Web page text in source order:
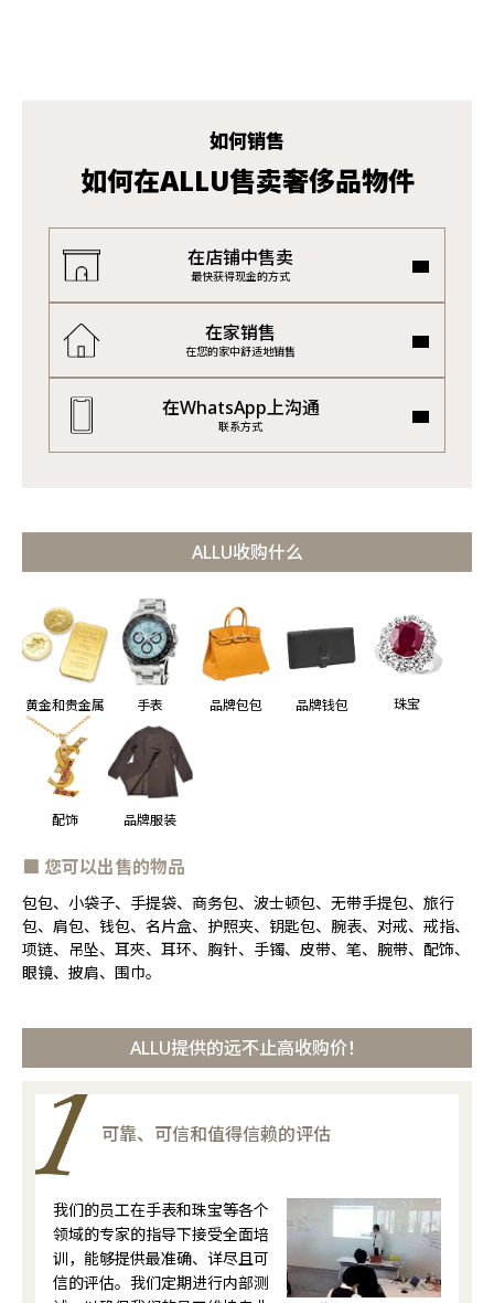
如何销售
如何在ALLU售卖奢侈品物件
在店铺中售卖
最快获得现金的方式
在家销售
在您的家中舒适地销售
在WhatsApp上沟通
联系方式
ALLU收购什么
黄金和贵金属 手表 品牌包包 品牌钱包 珠宝
配饰 品牌服装
■ 您可以出售的物品
包包、小袋子、手提袋、商务包、波士顿包、无带手提包、旅行
包、肩包、钱包、名片盒、护照夹、钥匙包、腕表、对戒、戒指、
项链、吊坠、耳夾、耳环、胸针、手镯、皮带、笔、腕带、配饰、
眼镜、披肩、围巾。
ALLU提供的远不止高收购价！
可靠、可信和值得信赖的评估
我们的员工在手表和珠宝等各个
领域的专家的指导下接受全面培
训，能够提供最准确、详尽且可
信的评估。我们定期进行内部测